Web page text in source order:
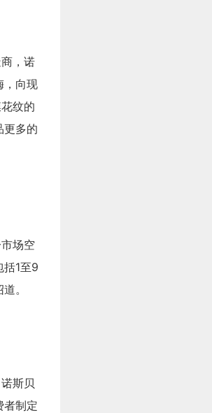
，诺
，向现
纹的
更多的
场空
括1至9
。
斯贝
者制定